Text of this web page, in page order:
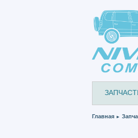
Главная ►